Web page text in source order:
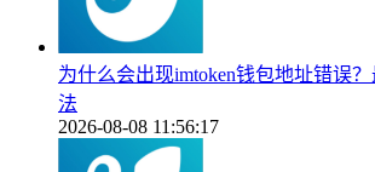
为什么会出现imtoken钱包地址错误
法
2026-08-08 11:56:17